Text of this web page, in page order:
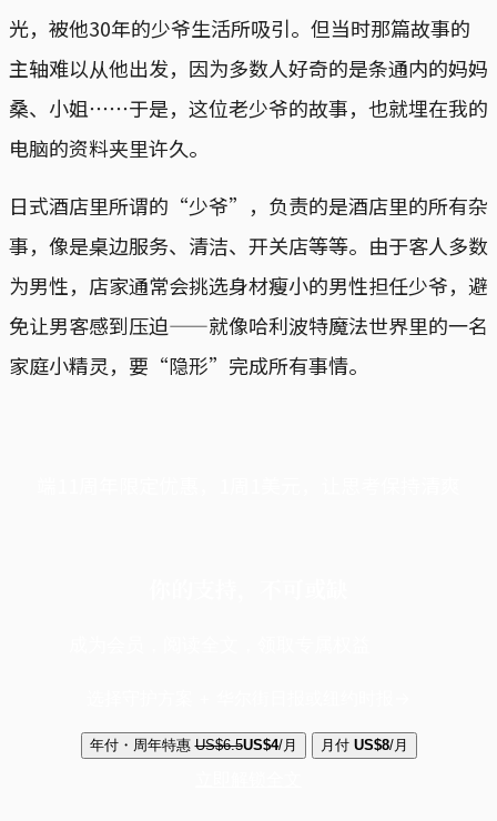
光，被他30年的少爷生活所吸引。但当时那篇故事的
主轴难以从他出发，因为多数人好奇的是条通内的妈妈
桑、小姐⋯⋯于是，这位老少爷的故事，也就埋在我的
电脑的资料夹里许久。
日式酒店里所谓的“少爷”，负责的是酒店里的所有杂
事，像是桌边服务、清洁、开关店等等。由于客人多数
为男性，店家通常会挑选身材瘦小的男性担任少爷，避
免让男客感到压迫——就像哈利波特魔法世界里的一名
家庭小精灵，要“隐形”完成所有事情。
年付・周年特惠 US$6.5US$4/月 月付 US$8/月